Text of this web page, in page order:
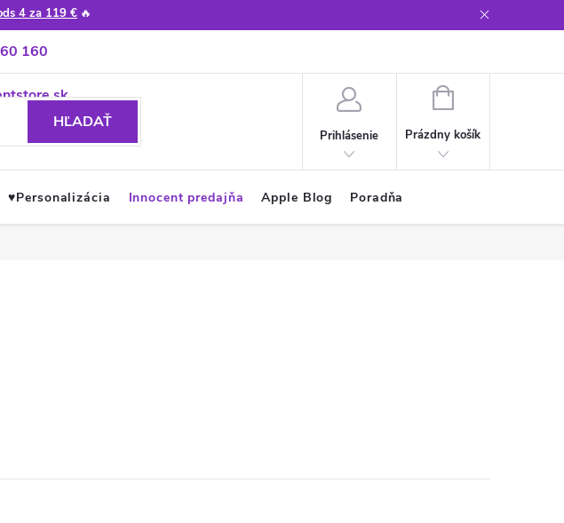
4 za 119 € 🔥
160
a tipy
HĽADAŤ
Prihlásenie
NÁKUPNÝ
Prázdny košík
♥︎Personalizácia Innocent predajňa Apple Blog Poradňa